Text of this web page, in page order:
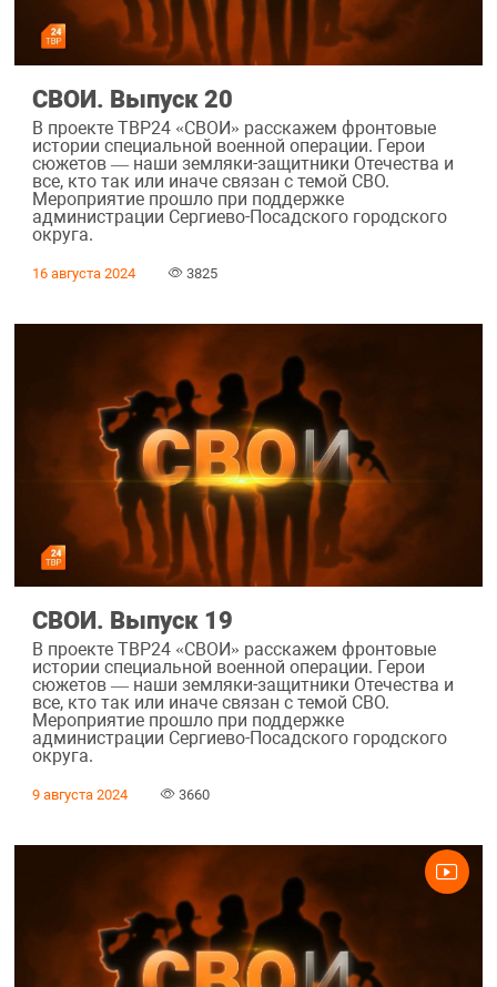
СВОИ. Выпуск 20
В проекте ТВР24 «СВОИ» расскажем фронтовые
истории специальной военной операции. Герои
сюжетов — наши земляки-защитники Отечества и
все, кто так или иначе связан с темой СВО.
Мероприятие прошло при поддержке
администрации Сергиево-Посадского городского
округа.
16 августа 2024 3825
СВОИ. Выпуск 19
В проекте ТВР24 «СВОИ» расскажем фронтовые
истории специальной военной операции. Герои
сюжетов — наши земляки-защитники Отечества и
все, кто так или иначе связан с темой СВО.
Мероприятие прошло при поддержке
администрации Сергиево-Посадского городского
округа.
9 августа 2024 3660